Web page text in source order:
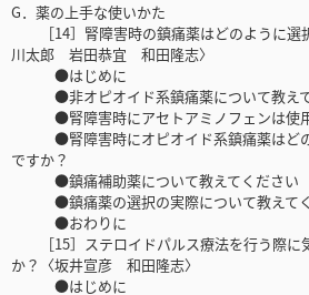
G．薬の上手な使いかた
［14］腎障害時の鎮痛薬はどのように選
川太郎 岩田恭宜 和田隆志〉
●はじめに
●非オピオイド系鎮痛薬について教え
●腎障害時にアセトアミノフェンは使用
●腎障害時にオピオイド系鎮痛薬はどの
ですか？
●鎮痛補助薬について教えてください
●鎮痛薬の選択の実際について教えて
●おわりに
［15］ステロイドパルス療法を行う際に
か？〈坂井宣彦 和田隆志〉
●はじめに